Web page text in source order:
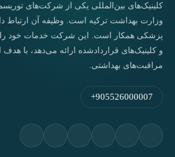
کلینیک‌های بین‌المللی یکی از شرکت‌های
وزارت بهداشت ترکیه است. وظیفه آن ارتباط
پزشکی همکار است. این شرکت خدمات خود را
و کلینیک‌های قراردادشده ارائه می‌دهد، با هدف
مراقبت‌های بهداشتی.
+905526000007